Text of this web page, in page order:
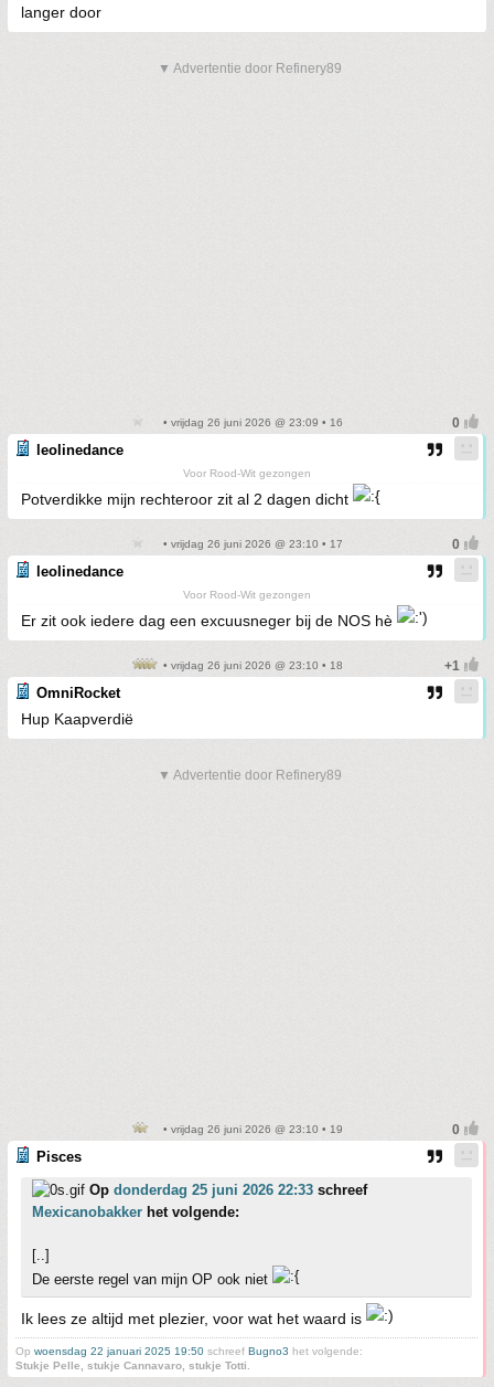
langer door
▼ Advertentie door Refinery89
• vrijdag 26 juni 2026 @ 23:09 • 16
leolinedance
Voor Rood-Wit gezongen
Potverdikke mijn rechteroor zit al 2 dagen dicht
• vrijdag 26 juni 2026 @ 23:10 • 17
leolinedance
Voor Rood-Wit gezongen
Er zit ook iedere dag een excuusneger bij de NOS hè
• vrijdag 26 juni 2026 @ 23:10 • 18
OmniRocket
Hup Kaapverdië
▼ Advertentie door Refinery89
• vrijdag 26 juni 2026 @ 23:10 • 19
Pisces
Op donderdag 25 juni 2026 22:33 schreef
Mexicanobakker het volgende:
[..]
De eerste regel van mijn OP ook niet
Ik lees ze altijd met plezier, voor wat het waard is
Op woensdag 22 januari 2025 19:50 schreef Bugno3 het volgende:
Stukje Pelle, stukje Cannavaro, stukje Totti.